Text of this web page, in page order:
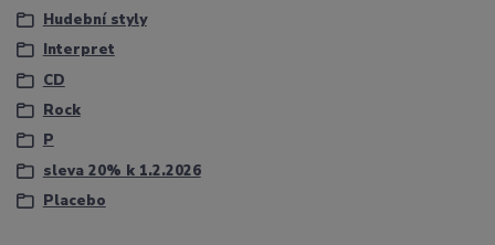
Hudební styly
Interpret
CD
Rock
P
sleva 20% k 1.2.2026
Placebo